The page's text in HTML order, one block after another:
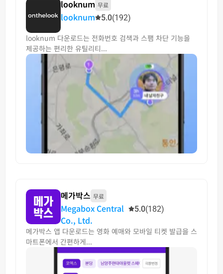
looknum 무료
looknum 5.0(192)
looknum 다운로드는 전화번호 검색과 스팸 차단 기능을
제공하는 편리한 유틸리티...
메가박스 무료
Megabox Central
Co., Ltd.
5.0(182)
메가박스 앱 다운로드는 영화 예매와 모바일 티켓 발급을 스
마트폰에서 간편하게...